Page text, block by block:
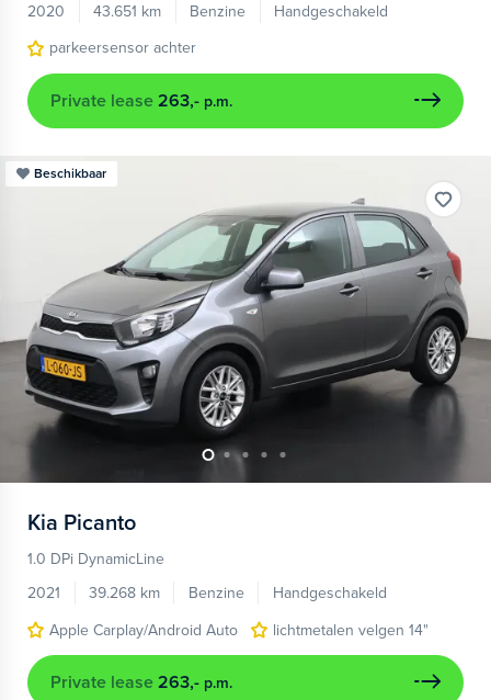
2020
43.651 km Benzine
Handgeschakeld
parkeersensor achter
Private lease 263,- p.m.
Beschikbaar
Kia Picanto
1.0 DPi DynamicLine
2021
39.268 km Benzine
Handgeschakeld
Apple Carplay/Android Auto
lichtmetalen velgen 14"
Private lease 263,- p.m.